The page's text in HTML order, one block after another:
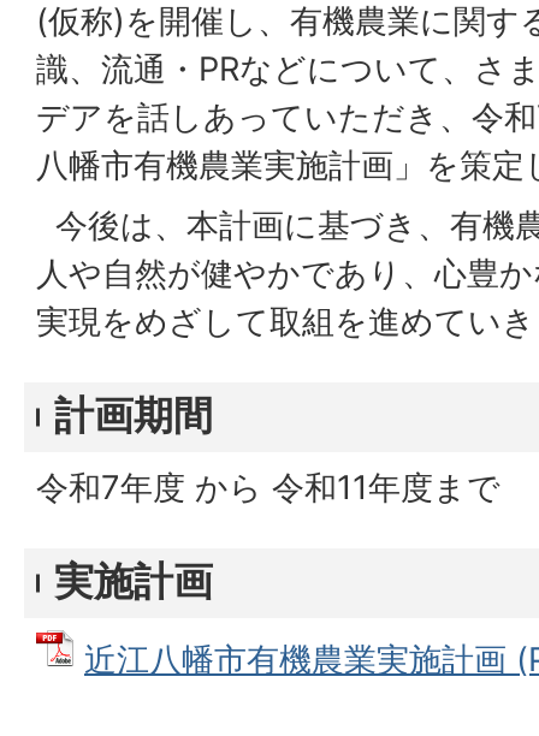
(仮称)を開催し、有機農業に関す
識、流通・PRなどについて、さ
デアを話しあっていただき、令
八幡市有機農業実施計画」を策
今後は、本計画に基づき、有機
人や自然が健やかであり、心豊
実現をめざして取組を進めてい
計画期間
令和7年度 から 令和11年度まで
実施計画
近江八幡市有機農業実施計画